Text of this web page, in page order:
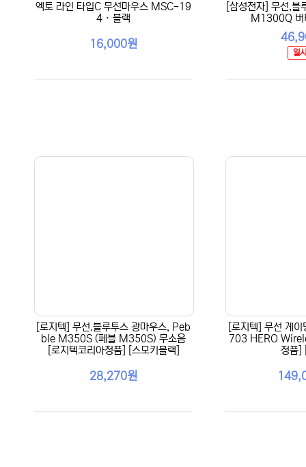
엑토 라인 타입C 무선마우스 MSC-19
4 · 블랙
16,000원
[삼성전자] 무선,
M1300Q 버
일
[로지텍] 무선.블루투스 광마우스, Peb
ble M350S (페블 M350S) 무소음
[로지텍코리아정품] [스모키블랙]
28,270원
[로지텍] 무선 게
703 HERO
정품]